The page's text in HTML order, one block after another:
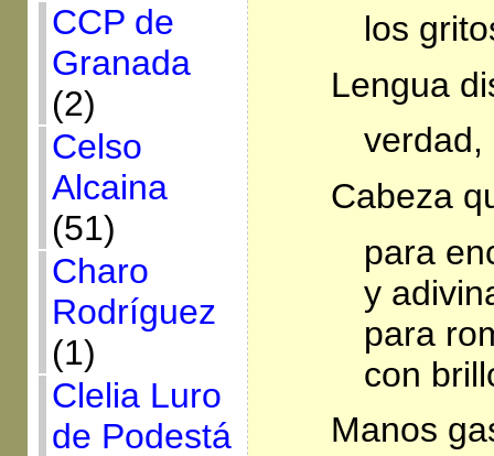
CCP de
Granada
(2)
Celso
Alcaina
(51)
Charo
Rodríguez
(1)
Clelia Luro
de Podestá
los
Lengua
Cabeza
para
y
para
con
Manos